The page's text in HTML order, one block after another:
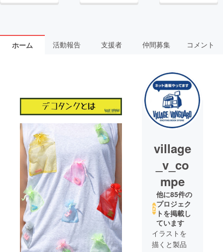
ホーム 活動報告 支援者 仲間募集 コメント
village
_v_co
mpe
他に85件の
プロジェク
トを掲載し
ています
イラストを
描くと製品